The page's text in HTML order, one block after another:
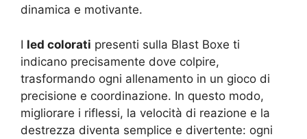
dinamica e motivante.
I led colorati presenti sulla Blast Boxe ti
indicano precisamente dove colpire,
trasformando ogni allenamento in un gioco di
precisione e coordinazione. In questo modo,
migliorare i riflessi, la velocità di reazione e la
destrezza diventa semplice e divertente: ogni